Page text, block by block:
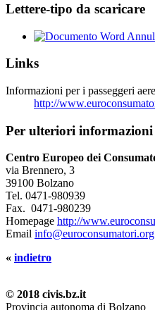
Lettere-tipo da scaricare
Links
Informazioni per i passeggeri
http://
Per ulteriori informazioni
Centro Europeo dei
via Brennero, 3
39100 Bolzano
Tel. 0471-980939
Fax. 0471-980239
Homepage http://
Email info@euroconsumatori.org
« indietro
© 2018 civis.bz.it
Provincia autonoma di Bolzano